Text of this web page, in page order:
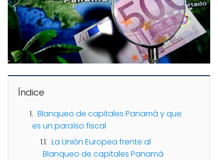
Índice
Blanqueo de capitales Panamá y que
es un paraíso fiscal
La Unión Europea frente al
Blanqueo de capitales Panamá